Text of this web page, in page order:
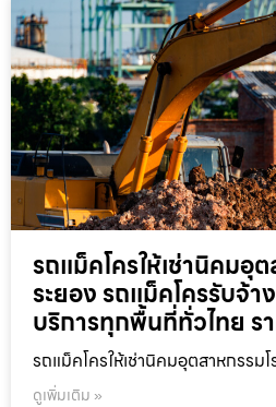
รถแม็คโครให้เช่านิคมอุ
ระยอง รถแม็คโครรับจ้า
บริการทุกพื้นที่ทั่วไทย ร
รถแม็คโครให้เช่านิคมอุตสาหกรรมโ
ดูเพิ่มเติม »